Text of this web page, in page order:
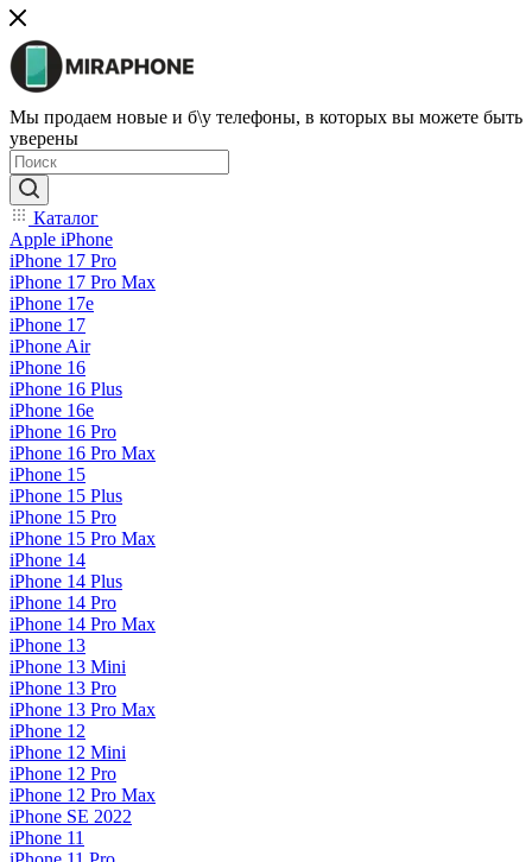
Мы продаем новые и б\у телефоны, в которых вы можете быть
уверены
Каталог
Apple iPhone
iPhone 17 Pro
iPhone 17 Pro Max
iPhone 17e
iPhone 17
iPhone Air
iPhone 16
iPhone 16 Plus
iPhone 16e
iPhone 16 Pro
iPhone 16 Pro Max
iPhone 15
iPhone 15 Plus
iPhone 15 Pro
iPhone 15 Pro Max
iPhone 14
iPhone 14 Plus
iPhone 14 Pro
iPhone 14 Pro Max
iPhone 13
iPhone 13 Mini
iPhone 13 Pro
iPhone 13 Pro Max
iPhone 12
iPhone 12 Mini
iPhone 12 Pro
iPhone 12 Pro Max
iPhone SE 2022
iPhone 11